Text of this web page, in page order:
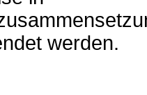
werden.